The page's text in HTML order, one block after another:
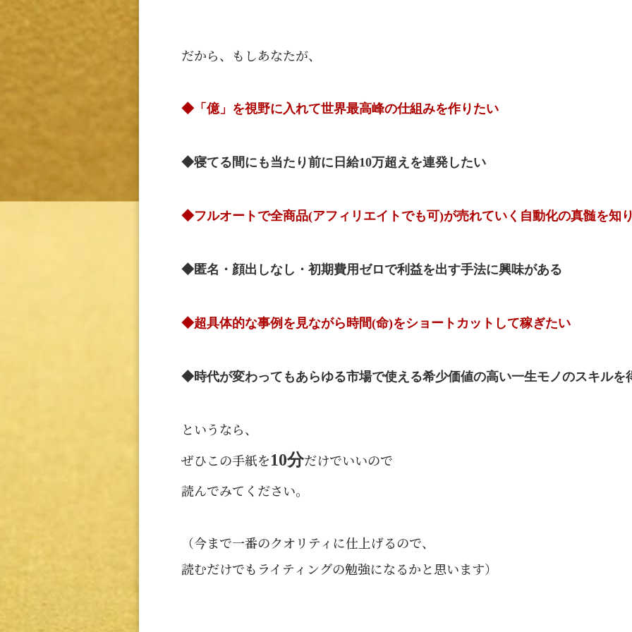
だから、もしあなたが、
◆「億」を視野に入れて世界最高峰の仕組みを作りたい
◆寝てる間にも当たり前に日給10万超えを連発したい
◆フルオートで全商品(アフィリエイトでも可)が売れていく自動化の真髄を知
◆匿名・顔出しなし・初期費用ゼロで利益を出す手法に興味がある
◆超具体的な事例を見ながら時間(命)をショートカットして稼ぎたい
◆時代が変わってもあらゆる市場で使える希少価値の高い一生モノのスキルを
というなら、
ぜひこの手紙を10分だけでいいので
読んでみてください。
（今まで一番のクオリティに仕上げるので、
読むだけでもライティングの勉強になるかと思います）